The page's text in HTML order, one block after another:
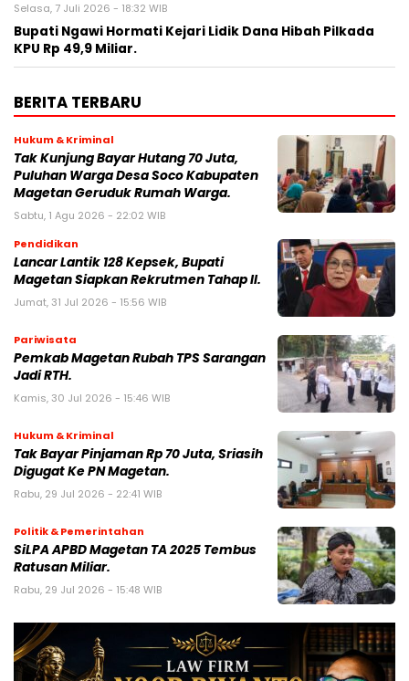
Selasa, 7 Juli 2026 - 18:32 WIB
Bupati Ngawi Hormati Kejari Lidik Dana Hibah Pilkada
KPU Rp 49,9 Miliar.
BERITA TERBARU
Hukum & Kriminal
Tak Kunjung Bayar Hutang 70 Juta,
Puluhan Warga Desa Soco Kabupaten
Magetan Geruduk Rumah Warga.
Sabtu, 1 Agu 2026 - 22:02 WIB
Pendidikan
Lancar Lantik 128 Kepsek, Bupati
Magetan Siapkan Rekrutmen Tahap II.
Jumat, 31 Jul 2026 - 15:56 WIB
Pariwisata
Pemkab Magetan Rubah TPS Sarangan
Jadi RTH.
Kamis, 30 Jul 2026 - 15:46 WIB
Hukum & Kriminal
Tak Bayar Pinjaman Rp 70 Juta, Sriasih
Digugat Ke PN Magetan.
Rabu, 29 Jul 2026 - 22:41 WIB
Politik & Pemerintahan
SiLPA APBD Magetan TA 2025 Tembus
Ratusan Miliar.
Rabu, 29 Jul 2026 - 15:48 WIB